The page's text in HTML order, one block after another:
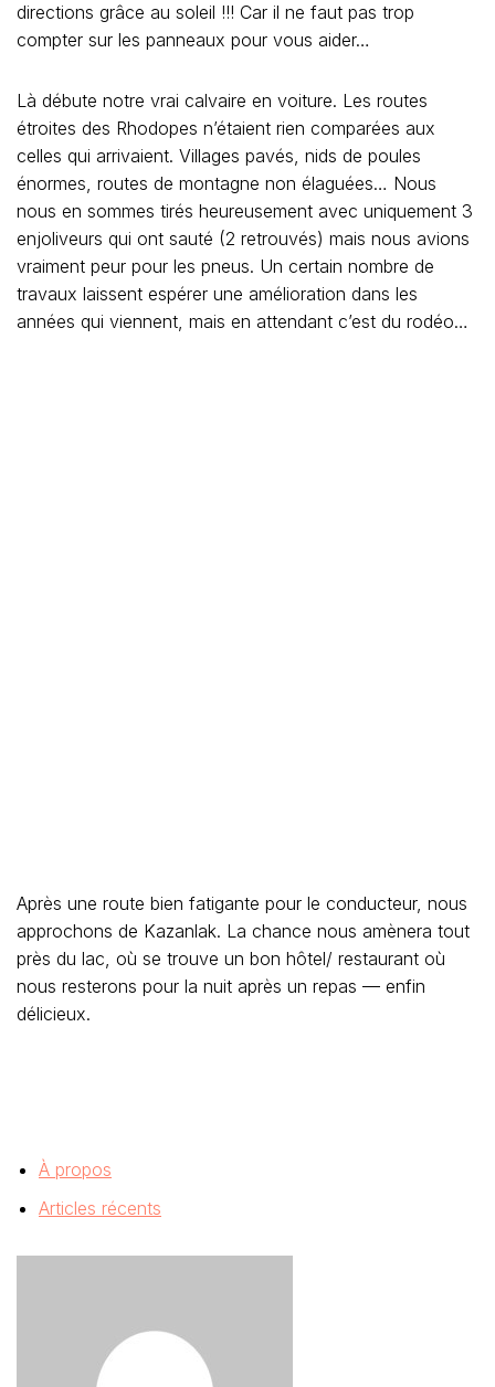
directions grâce au soleil !!! Car il ne faut pas trop
compter sur les panneaux pour vous aider…
Là débute notre vrai calvaire en voiture. Les routes
étroites des Rhodopes n’étaient rien comparées aux
celles qui arrivaient. Villages pavés, nids de poules
énormes, routes de montagne non élaguées… Nous
nous en sommes tirés heureusement avec uniquement 3
enjoliveurs qui ont sauté (2 retrouvés) mais nous avions
vraiment peur pour les pneus. Un certain nombre de
travaux laissent espérer une amélioration dans les
années qui viennent, mais en attendant c’est du rodéo…
Après une route bien fatigante pour le conducteur, nous
approchons de Kazanlak. La chance nous amènera tout
près du lac, où se trouve un bon hôtel/ restaurant où
nous resterons pour la nuit après un repas — enfin
délicieux.
À propos
Articles récents